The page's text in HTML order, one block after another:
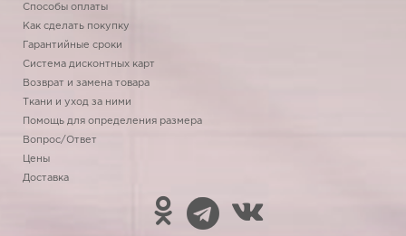
Способы оплаты
Как сделать покупку
Гарантийные сроки
Система дисконтных карт
Возврат и замена товара
Ткани и уход за ними
Помощь для определения размера
Вопрос/Ответ
Цены
Доставка